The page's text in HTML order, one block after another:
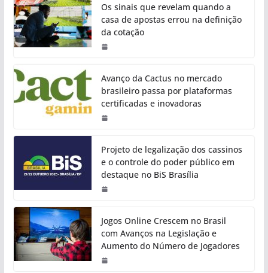
Os sinais que revelam quando a
casa de apostas errou na definição
da cotação
Avanço da Cactus no mercado
brasileiro passa por plataformas
certificadas e inovadoras
Projeto de legalização dos cassinos
e o controle do poder público em
destaque no BiS Brasília
Jogos Online Crescem no Brasil
com Avanços na Legislação e
Aumento do Número de Jogadores